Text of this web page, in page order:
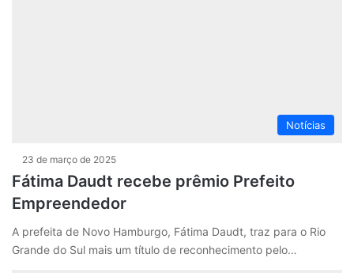
Notícias
23 de março de 2025
Fátima Daudt recebe prêmio Prefeito
Empreendedor
A prefeita de Novo Hamburgo, Fátima Daudt, traz para o Rio
Grande do Sul mais um título de reconhecimento pelo…